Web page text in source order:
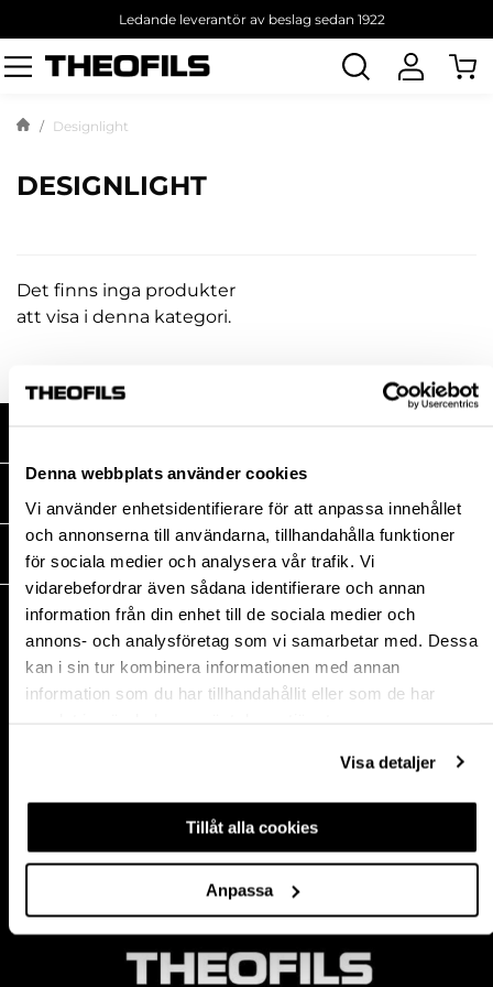
Denna webbplats använder cookies
Vi använder enhetsidentifierare för att anpassa innehållet
och annonserna till användarna, tillhandahålla funktioner
för sociala medier och analysera vår trafik. Vi
vidarebefordrar även sådana identifierare och annan
information från din enhet till de sociala medier och
annons- och analysföretag som vi samarbetar med. Dessa
kan i sin tur kombinera informationen med annan
information som du har tillhandahållit eller som de har
Visa detaljer
Tillåt alla cookies
Anpassa
Ledande leverantör av beslag sedan 1922
Sök
produkt
Designlight
DESIGNLIGHT
Det finns inga produkter
att visa i denna kategori.
THEOFILS
KONTAKT
Postadress:
BOX 1009 551 11
Jönköping, Sweden
Tel:+46 (0)10-178 13 00
Org. nr 556154-8925